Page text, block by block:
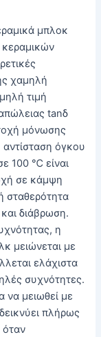
μπλοκ
κεραμικών
χαμηλή
τιμή
tanδ
μόνωσης
αντίσταση όγκου
100 ℃ είναι
σε κάμψη
σταθερότητα
διάβρωση.
η
μειώνεται με
ελάχιστα
συχνότητες.
να μειωθεί με
πλήρως